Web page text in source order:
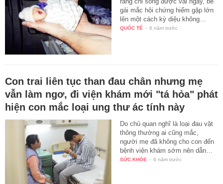
gái mắc hội chứng hiếm gặp lớn
lên một cách kỳ diệu không…
QUỐC TẾ - 6 năm trước
Con trai liên tục than đau chân nhưng mẹ
vẫn làm ngơ, đi viện khám mới "tá hỏa" phát
hiện con mắc loại ung thư ác tính này
Do chủ quan nghĩ là loại đau vặt
thông thường ai cũng mắc,
người mẹ đã không cho con đến
bệnh viện khám sớm nên dẫn…
SỨC KHỎE - 6 năm trước